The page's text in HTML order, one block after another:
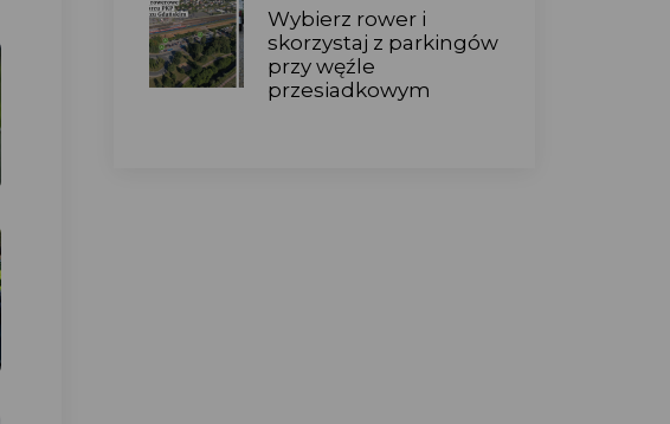
Wybierz rower i
skorzystaj z parkingów
przy węźle
przesiadkowym